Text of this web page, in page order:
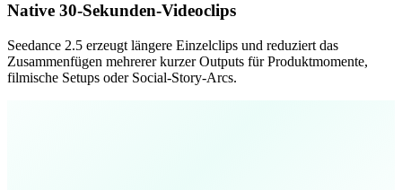
Native 30-Sekunden-Videoclips
Seedance 2.5 erzeugt längere Einzelclips und reduziert das
Zusammenfügen mehrerer kurzer Outputs für Produktmomente,
filmische Setups oder Social-Story-Arcs.